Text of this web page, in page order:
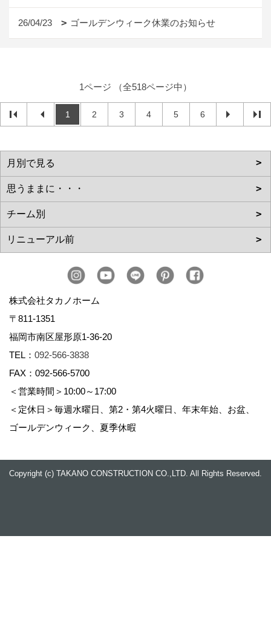
26/04/23 ゴールデンウィーク休業のお知らせ
1ページ （全518ページ中）
1 2 3 4 5 6
株式会社タカノホーム
〒811-1351
福岡市南区屋形原1-36-20
TEL： 092-566-3838
FAX：092-566-5700
＜営業時間＞10:00～17:00
＜定休日＞毎週水曜日、第2・第4火曜日、年末年始、お盆、
ゴールデンウィーク、夏季休暇
Copyright (c) TAKANO CONSTRUCTION CO.,LTD. All Rights Reserved.